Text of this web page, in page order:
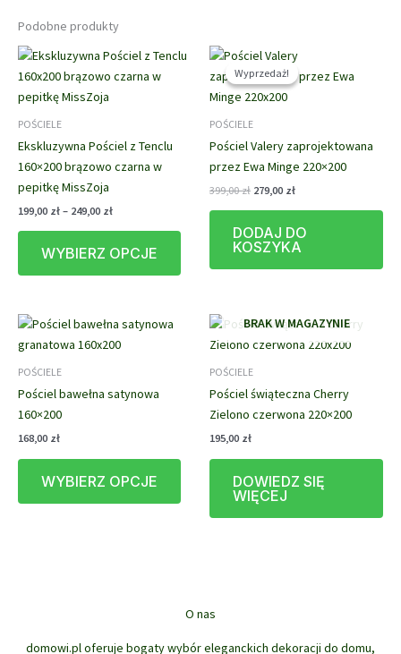
Podobne produkty
POŚCIELE
Ekskluzywna Pościel z Tenclu
160×200 brązowo czarna w
pepitkę MissZoja
199,00 zł – 249,00 złZakres
199,00 zł
WYBIERZ OPCJE
Ten
ma
wariantów.
wybrać
stronie
produktu
Wyprzedaż!
Wyprzedaż!
POŚCIELE
Pościel Valery zaprojektowana
przez Ewa Minge 220×200
399,00zł Pierwotna
399,00 zł.
279,00 złAktualna
279,00 zł.
DODAJ DO
KOSZYKA
POŚCIELE
Pościel bawełna satynowa
160×200
168,00 zł
WYBIERZ OPCJE
Ten
ma
stronie
BRAK W MAGAZYNIE
POŚCIELE
Pościel świąteczna Cherry
Zielono czerwona 220×200
195,00 zł
DOWIEDZ SIĘ
WIĘCEJ
O nas
domowi.pl oferuje bogaty wybór eleganckich dekoracji do domu,